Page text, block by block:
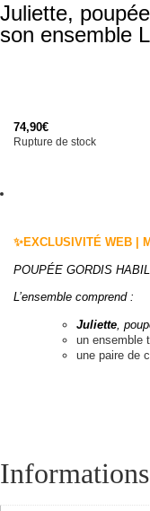
Juliette,
son ensemble
74,90€
Rupture de stock
✨EXCLUSIVITÉ WEB |
POUPÉE GORDIS
L’ensemble comprend :
Juliette,
un ensemble
une paire de